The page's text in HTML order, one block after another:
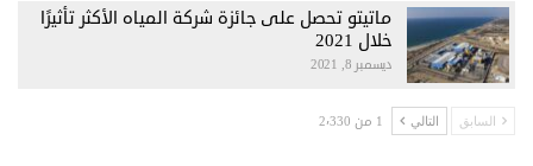
ماتيتو تحصل على جائزة شركة المياه الأكثر تأثيرًا
خلال 2021
ديسمبر 8, 2021
السابق التالي 1 من 2٬330